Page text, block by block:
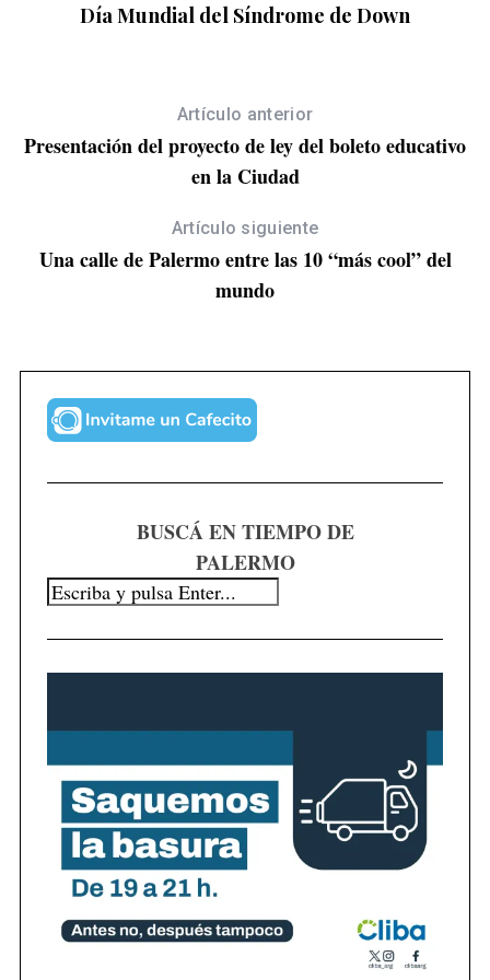
Día Mundial del Síndrome de Down
Artículo anterior
Presentación del proyecto de ley del boleto educativo
en la Ciudad
Artículo siguiente
Una calle de Palermo entre las 10 “más cool” del
mundo
BUSCÁ EN TIEMPO DE
PALERMO